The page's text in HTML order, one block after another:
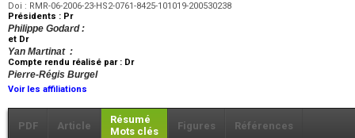
Doi : RMR-06-2006-23-HS2-0761-8425-101019-200530238
Présidents : Pr
Philippe Godard :
et Dr
Yan Martinat :
Compte rendu réalisé par : Dr
Pierre-Régis Burgel
Voir les affiliations
PDF Article
Résumé
Mots clés
Figures Références